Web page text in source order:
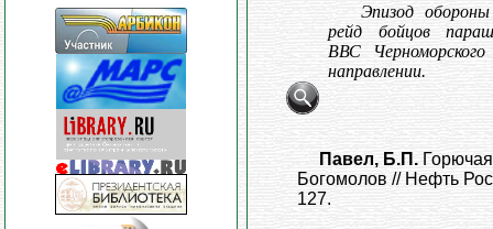
Эпизод
рейд бойцов
ВВС
направлении.
Павел, Б.П.
Богомолов // Нефть
127.